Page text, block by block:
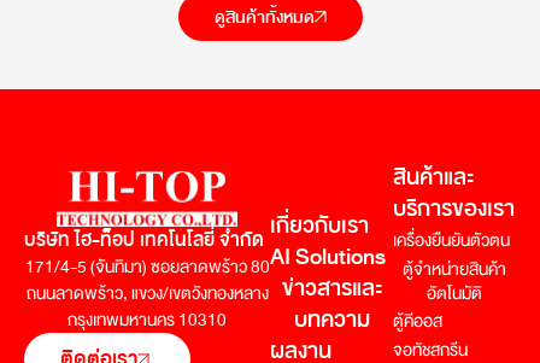
ดูสินค้าทั้งหมด
บริษัท ไฮ-ท็อป เทคโนโลยี่ จำกัด
171/4-5 (จันทิมา) ซอยลาดพร้าว 80
ถนนลาดพร้าว,แขวง/เขตวังทองหลาง
กรุงเทพมหานคร 10310
เกี่ยวกับเรา
AI Solutions
ข่าวสารและ
บทความ
ผลงาน
สินค้าและ
บริการของเรา
เครื่องยืนยันตัวตน
ตู้จำหน่ายสินค้า
อัตโนมัติ
ตู้คีออส
จอทัชสกรีน